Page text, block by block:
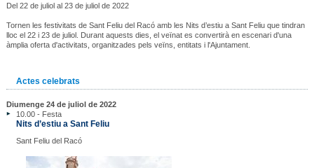
Del 22 de juliol al 23 de juliol de 2022
Tornen les festivitats de Sant Feliu del Racó amb les Nits d’estiu a Sant Feliu que tindran
lloc el 22 i 23 de juliol. Durant aquests dies, el veïnat es convertirà en escenari d'una
àmplia oferta d'activitats, organitzades pels veïns, entitats i l'Ajuntament.
Actes celebrats
Diumenge 24 de juliol de 2022
10.00 - Festa
Nits d’estiu a Sant Feliu
Sant Feliu del Racó